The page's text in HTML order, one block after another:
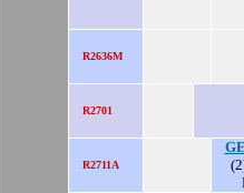
R2636M
R2701
R2711A